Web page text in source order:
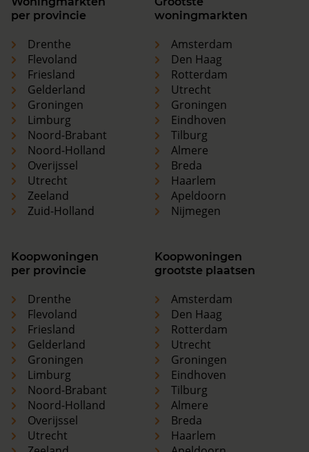
per provincie
Drenthe
Flevoland
Friesland
Gelderland
Groningen
Limburg
Noord-Brabant
Noord-Holland
Overijssel
Utrecht
Zeeland
Zuid-Holland
woningmarkten
Amsterdam
Den Haag
Rotterdam
Utrecht
Groningen
Eindhoven
Tilburg
Almere
Breda
Haarlem
Apeldoorn
Nijmegen
Koopwoningen
per provincie
Drenthe
Flevoland
Friesland
Gelderland
Groningen
Limburg
Noord-Brabant
Noord-Holland
Overijssel
Utrecht
Koopwoningen
grootste plaatsen
Amsterdam
Den Haag
Rotterdam
Utrecht
Groningen
Eindhoven
Tilburg
Almere
Breda
Haarlem